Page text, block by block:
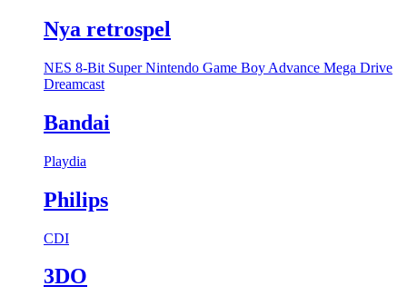
Nya retrospel
NES 8-Bit Super Nintendo Game Boy Advance Mega Drive
Dreamcast
Bandai
Playdia
Philips
CDI
3DO